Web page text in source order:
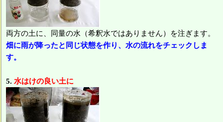
両方の土に、同量の水（希釈水ではありません）を注ぎます。
畑に雨が降ったと同じ状態を作り、水の流れをチェックしま
す。
5. 水はけの良い土に